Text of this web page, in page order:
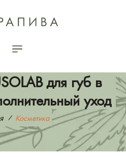
для губ в
уход
Косметика